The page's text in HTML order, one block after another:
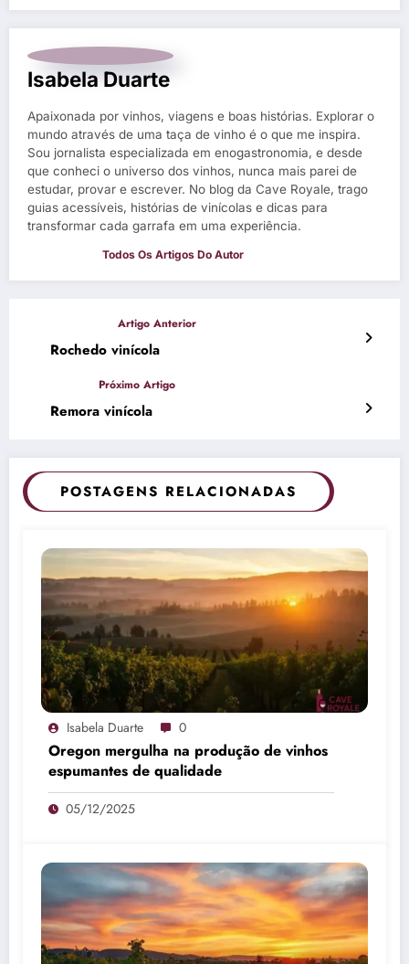
Isabela Duarte
Apaixonada por vinhos, viagens e boas histórias. Explorar o
mundo através de uma taça de vinho é o que me inspira.
Sou jornalista especializada em enogastronomia, e desde
que conheci o universo dos vinhos, nunca mais parei de
estudar, provar e escrever. No blog da Cave Royale, trago
guias acessíveis, histórias de vinícolas e dicas para
transformar cada garrafa em uma experiência.
Rochedo vinícola
Remora vinícola
POSTAGENS RELACIONADAS
Isabela Duarte 0
Oregon mergulha na produção de vinhos
espumantes de qualidade
05/12/2025